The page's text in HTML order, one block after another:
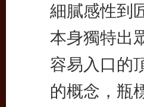
細膩感性到
本身獨特出
容易入口的
的概念，瓶